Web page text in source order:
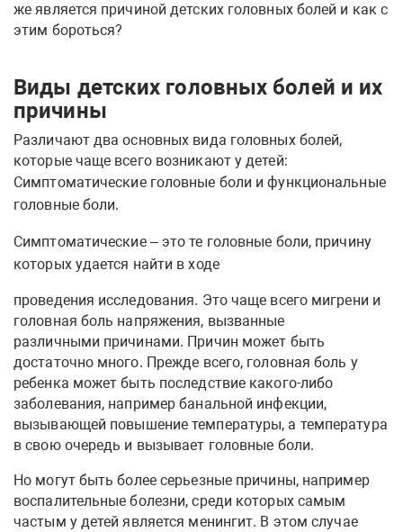
же является причиной детских головных болей и как с
этим бороться?
Виды детских головных болей и их
причины
Различают два основных вида головных болей,
которые чаще всего возникают у детей:
Симптоматические головные боли и функциональные
головные боли.
Симптоматические – это те головные боли, причину
которых удается найти в ходе
проведения исследования. Это чаще всего мигрени и
головная боль напряжения, вызванные
различными причинами. Причин может быть
достаточно много. Прежде всего, головная боль у
ребенка может быть последствие какого-либо
заболевания, например банальной инфекции,
вызывающей повышение температуры, а температура
в свою очередь и вызывает головные боли.
Но могут быть более серьезные причины, например
воспалительные болезни, среди которых самым
частым у детей является менингит. В этом случае